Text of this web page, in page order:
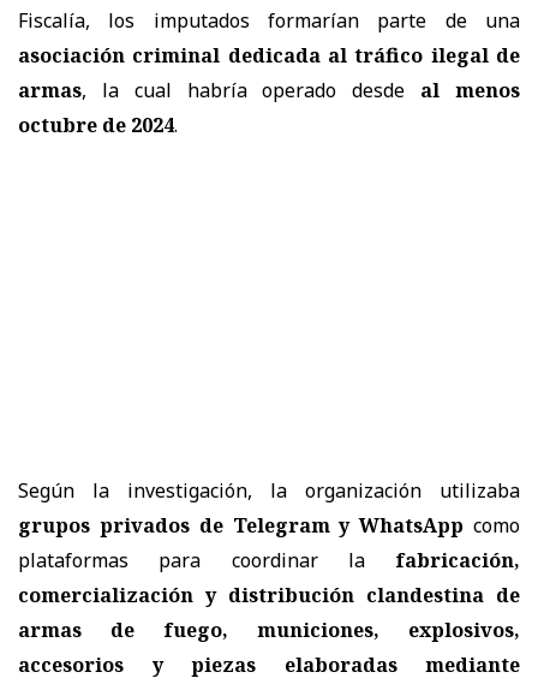
Fiscalía, los imputados formarían parte de una
asociación criminal dedicada al tráfico ilegal de
armas, la cual habría operado desde al menos
octubre de 2024.
Según la investigación, la organización utilizaba
grupos privados de Telegram y WhatsApp como
plataformas para coordinar la fabricación,
comercialización y distribución clandestina de
armas de fuego, municiones, explosivos,
accesorios y piezas elaboradas mediante